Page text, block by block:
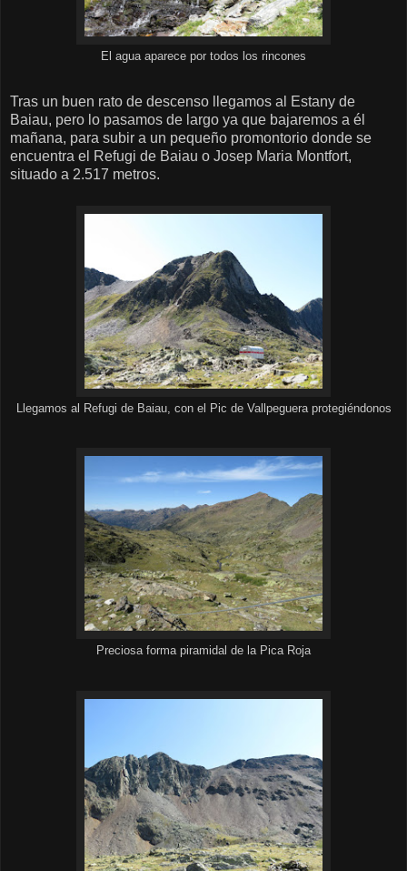
El agua aparece por todos los rincones
Tras un buen rato de descenso llegamos al Estany de
Baiau, pero lo pasamos de largo ya que bajaremos a él
mañana, para subir a un pequeño promontorio donde se
encuentra el Refugi de Baiau o Josep Maria Montfort,
situado a 2.517 metros.
Llegamos al Refugi de Baiau, con el Pic de Vallpeguera protegiéndonos
Preciosa forma piramidal de la Pica Roja